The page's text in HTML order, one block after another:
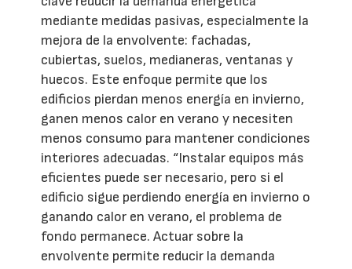
mediante medidas pasivas, especialmente la
mejora de la envolvente: fachadas,
cubiertas, suelos, medianeras, ventanas y
huecos. Este enfoque permite que los
edificios pierdan menos energía en invierno,
ganen menos calor en verano y necesiten
menos consumo para mantener condiciones
interiores adecuadas. “Instalar equipos más
eficientes puede ser necesario, pero si el
edificio sigue perdiendo energía en invierno o
ganando calor en verano, el problema de
fondo permanece. Actuar sobre la
envolvente permite reducir la demanda